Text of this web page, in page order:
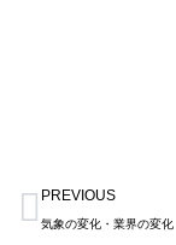
Prev
PREVIOUS